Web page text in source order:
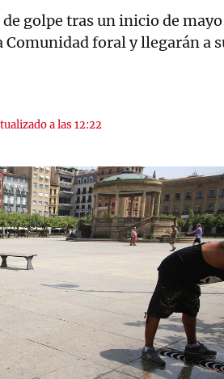
golpe tras un inicio de
foral y llegarán a
a las 12:22